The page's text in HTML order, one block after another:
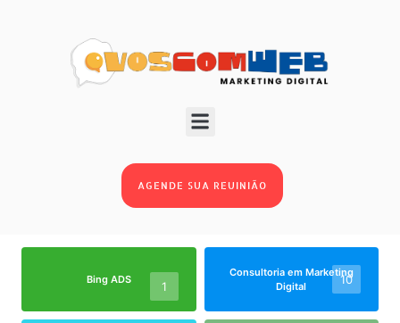
AGENDE SUA REUINIÃO
Bing ADS 1
Consultoria em Marketing
Digital
10